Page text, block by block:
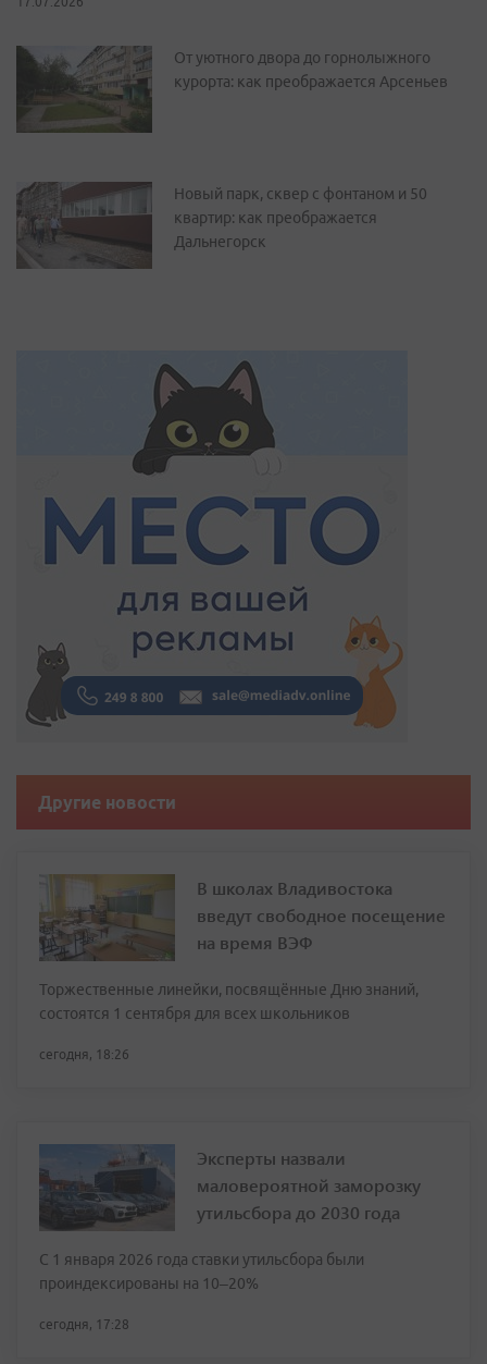
От уютного двора до горнолыжного
курорта: как преображается Арсеньев
Новый парк, сквер с фонтаном и 50
квартир: как преображается
Дальнегорск
Другие новости
В школах Владивостока
введут свободное посещение
на время ВЭФ
Торжественные линейки, посвящённые Дню знаний,
состоятся 1 сентября для всех школьников
сегодня, 18:26
Эксперты назвали
маловероятной заморозку
утильсбора до 2030 года
С 1 января 2026 года ставки утильсбора были
проиндексированы на 10–20%
сегодня, 17:28